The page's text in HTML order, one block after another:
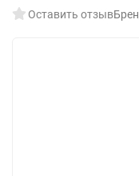
Оставить отзыв